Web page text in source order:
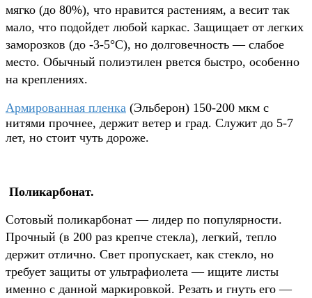
мягко (до 80%), что нравится растениям, а весит так
мало, что подойдет любой каркас. Защищает от легких
заморозков (до -3-5°C), но долговечность — слабое
место. Обычный полиэтилен рвется быстро, особенно
на креплениях.
Армированная пленка (Эльберон) 150-200 мкм с
нитями прочнее, держит ветер и град. Служит до 5-7
лет, но стоит чуть дороже.
Поликарбонат.
Сотовый поликарбонат — лидер по популярности.
Прочный (в 200 раз крепче стекла), легкий, тепло
держит отлично. Свет пропускает, как стекло, но
требует защиты от ультрафиолета — ищите листы
именно с данной маркировкой. Резать и гнуть его —